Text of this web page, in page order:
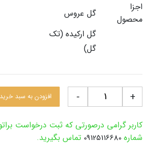
اجزا
محصول
گل عروس
گل ارکیده (تک
گل)
+
- افزودن به سبد خرید
کاربر گرامی درصورتی که ثبت درخواست
شماره 09125116680 تماس بگیرید.